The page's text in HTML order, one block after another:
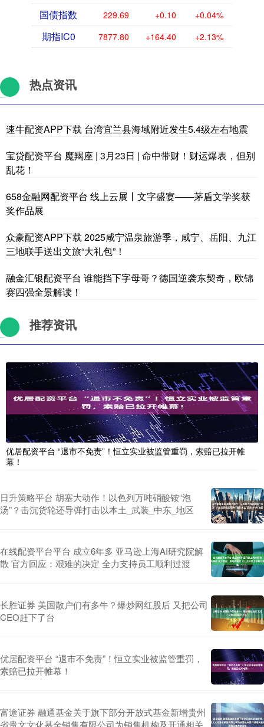
国债指数 229.69 +0.10 +0.04%
期指IC0 7877.80 +164.40 +2.13%
热点资讯
速牛配资APP下载 台湾宜兰县海域附近发生5.4级左右地震
宝贷配资平台 魔羯座 | 3月23日 | 命中带财！财运爆表，但别
乱花！
658金融网配资平台 线上云展丨文字盛宴——茅盾文学奖获
奖作品展
众豪配资APP下载 2025咸宁温泉旅游季，咸宁、岳阳、九江
三地联手送出文旅“大礼包”！
融金汇银配资平台 谁能挡下字母哥？德国逆袭东契奇，欧锦
赛四强全景解读！
推荐资讯
优居配资平台 “退市不免责”！恒立实业被监管重罚，索赔已拉开帷
幕！
日升策略平台 胡塞大动作！以色列万吨硝酸铵“泡
汤”？击沉货轮还导弹打击以本土_武装_中东_地区
在线配资平台平台 成立6年多 亚马逊上海AI研究院解
散 官方回应：艰难的决定 全力支持员工顺利过渡
长胜证券 美国散户们有多牛？爆炒网红股后 又把公司
CEO赶下了台
优居配资平台 “退市不免责”！恒立实业被监管重罚，
索赔已拉开帷幕！
富途证券 融通基金关于旗下部分开放式基金新增贵州
省贵文文化基金销售有限公司为销售机构及开通相关